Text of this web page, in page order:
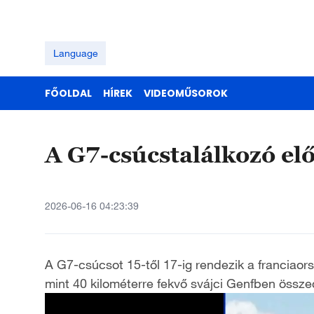
Language
FŐOLDAL HÍREK VIDEOMŰSOROK
A G7-csúcstalálkozó
2026-06-16 04:23:39
A G7-csúcsot 15-től 17-ig rendezik a
mint 40 kilométerre fekvő svájci Genfben